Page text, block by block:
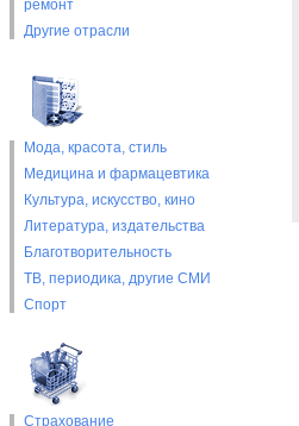
ремонт
Другие отрасли
Мода, красота, стиль
Медицина и фармацевтика
Культура, искусство, кино
Литература, издательства
Благотворительность
ТВ, периодика, другие СМИ
Спорт
Страхование